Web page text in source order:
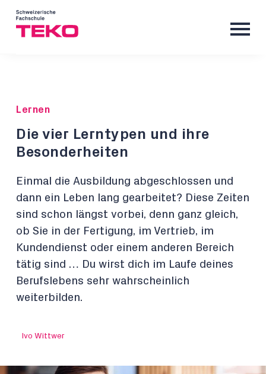
Lernen
Die vier Lerntypen und ihre
Besonderheiten
Einmal die Ausbildung abgeschlossen und
dann ein Leben lang gearbeitet? Diese Zeiten
sind schon längst vorbei, denn ganz gleich,
ob Sie in der Fertigung, im Vertrieb, im
Kundendienst oder einem anderen Bereich
tätig sind … Du wirst dich im Laufe deines
Berufslebens sehr wahrscheinlich
weiterbilden.
Ivo Wittwer